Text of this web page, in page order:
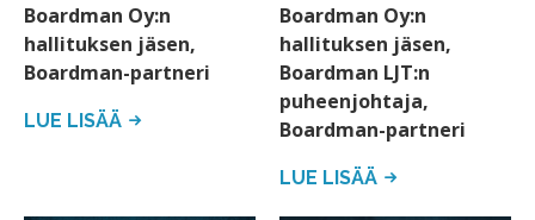
Boardman Oy:n
hallituksen jäsen,
Boardman-partneri
LUE LISÄÄ
Boardman Oy:n
hallituksen jäsen,
Boardman LJT:n
puheenjohtaja,
Boardman-partneri
LUE LISÄÄ